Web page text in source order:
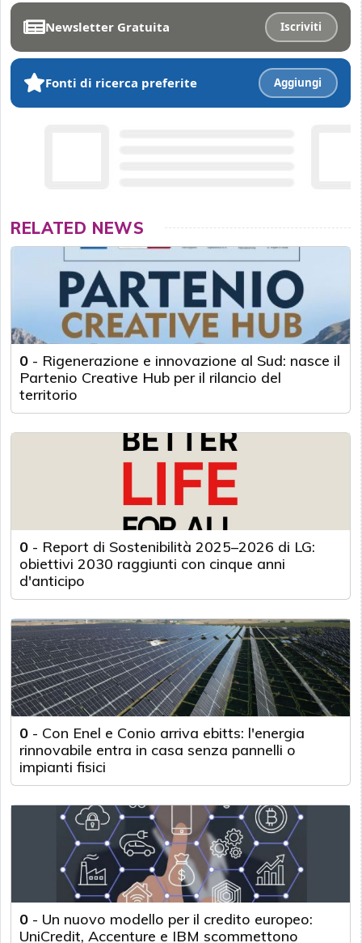
Newsletter Gratuita Iscriviti
Fonti di ricerca preferite Aggiungi
RELATED NEWS
0 - Rigenerazione e innovazione al Sud: nasce il
Partenio Creative Hub per il rilancio del
territorio
0 - Report di Sostenibilità 2025–2026 di LG:
obiettivi 2030 raggiunti con cinque anni
d'anticipo
0 - Con Enel e Conio arriva ebitts: l'energia
rinnovabile entra in casa senza pannelli o
impianti fisici
0 - Un nuovo modello per il credito europeo:
UniCredit, Accenture e IBM scommettono